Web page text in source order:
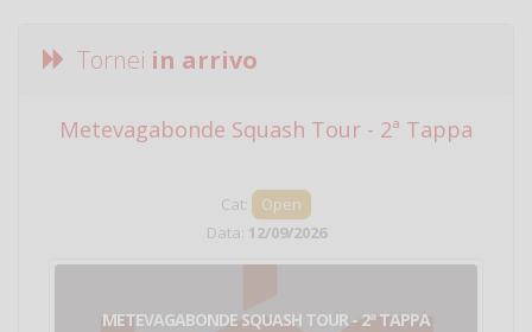
Tornei in arrivo
Metevagabonde Squash Tour - 2ª Tappa
Cat:
Open
Data: 12/09/2026
METEVAGABONDE SQUASH TOUR - 2ª TAPPA